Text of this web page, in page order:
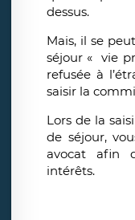
dessus.
Mais, il se
séjour « vie
refusée à
saisir la
Lors de la
de séjour,
avocat afin
intérêts.